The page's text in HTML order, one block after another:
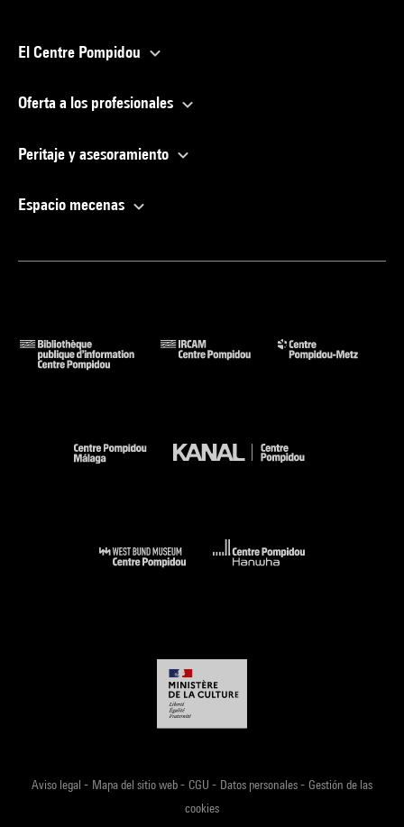
El Centre Pompidou
Oferta a los profesionales
Peritaje y asesoramiento
Espacio mecenas
Aviso legal - Mapa del sitio web- CGU - Datos personales- Gestión de las
cookies